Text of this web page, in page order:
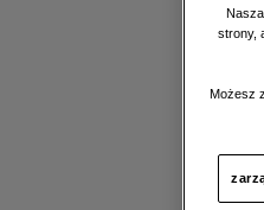
strony,
Możesz